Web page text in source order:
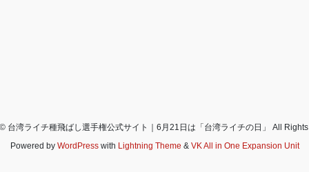
台湾ライチ種飛ばし選手権公式サイト｜6月21日は「台湾ライチの日」 All Rights
Powered by WordPresswith Lightning Theme & VK All in One Expansion Unit